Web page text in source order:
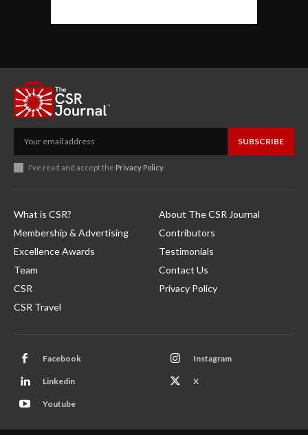
SUBSCRIBE
I've read and accept the Privacy Policy.
What is CSR?
Membership & Advertising
Excellence Awards
Team
CSR
CSR Travel
About The CSR Journal
Contributors
Testimonials
Contact Us
Privacy Policy
Facebook Instagram
Linkedin X
Youtube